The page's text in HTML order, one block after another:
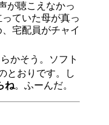
が聴こえなかっ
ていた母が真っ
宅配員がチャイ
かそう。ソフト
とおりです。し
ね。ふーんだ。